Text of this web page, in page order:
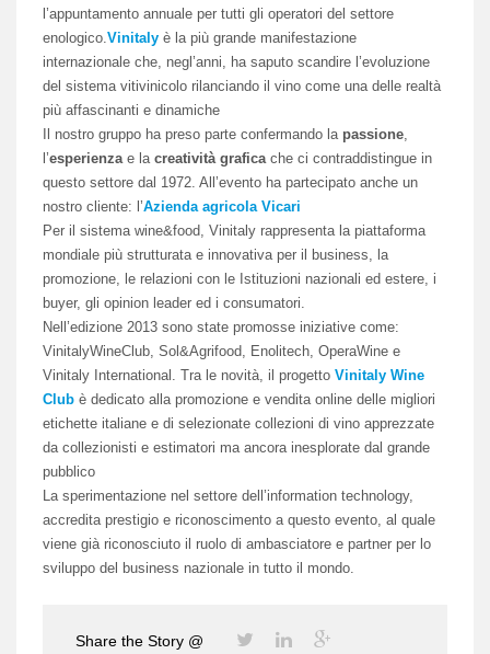
l’appuntamento annuale per tutti gli operatori del settore
enologico.Vinitaly è la più grande manifestazione
internazionale che, negl’anni, ha saputo scandire l’evoluzione
del sistema vitivinicolo rilanciando il vino come una delle realtà
più affascinanti e dinamiche
Il nostro gruppo ha preso parte confermando la passione,
l’esperienzae la creatività graficache ci contraddistingue in
questo settore dal 1972. All’evento ha partecipato anche un
nostro cliente: l’Azienda agricola Vicari
Per il sistema wine&food, Vinitaly rappresenta la piattaforma
mondiale più strutturata e innovativa per il business, la
promozione, le relazioni con le Istituzioni nazionali ed estere, i
buyer, gli opinion leader ed i consumatori.
Nell’edizione 2013 sono state promosse iniziative come:
VinitalyWineClub, Sol&Agrifood, Enolitech, OperaWine e
Vinitaly International. Tra le novità, il progetto Vinitaly Wine
Club è dedicato alla promozione e vendita online delle migliori
etichette italiane e di selezionate collezioni di vino apprezzate
da collezionisti e estimatori ma ancora inesplorate dal grande
pubblico
La sperimentazione nel settore dell’information technology,
accredita prestigio e riconoscimento a questo evento, al quale
viene già riconosciuto il ruolo di ambasciatore e partner per lo
sviluppo del business nazionale in tutto il mondo.
Share the Story @